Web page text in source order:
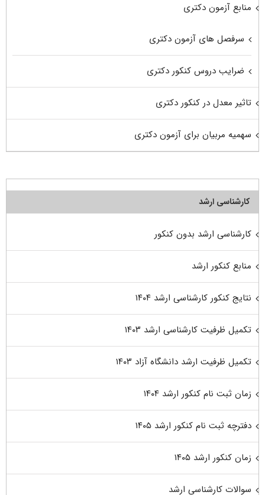
منابع آزمون دکتری
سرفصل های آزمون دکتری
ضرایب دروس کنکور دکتری
تاثیر معدل در کنکور دکتری
سهمیه مربیان برای آزمون دکتری
کارشناسی ارشد
کارشناسی ارشد بدون کنکور
منابع کنکور ارشد
نتایج کنکور کارشناسی ارشد ۱۴۰۴
تکمیل ظرفیت کارشناسی ارشد ۱۴۰۳
تکمیل ظرفیت ارشد دانشگاه آزاد ۱۴۰۳
زمان ثبت نام کنکور ارشد ۱۴۰۴
دفترچه ثبت نام کنکور ارشد ۱۴۰۵
زمان کنکور ارشد ۱۴۰۵
سوالات کارشناسی ارشد